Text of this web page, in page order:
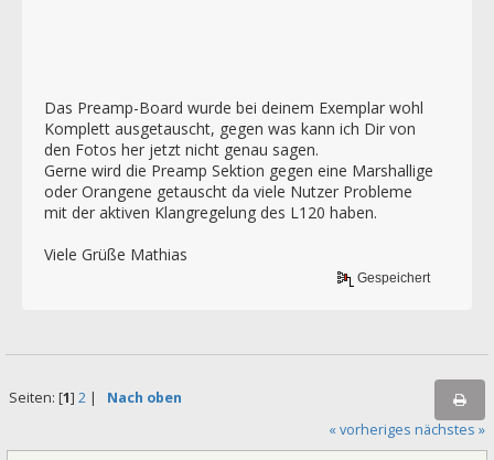
Das Preamp-Board wurde bei deinem Exemplar wohl
Komplett ausgetauscht, gegen was kann ich Dir von
den Fotos her jetzt nicht genau sagen.
Gerne wird die Preamp Sektion gegen eine Marshallige
oder Orangene getauscht da viele Nutzer Probleme
mit der aktiven Klangregelung des L120 haben.
Viele Grüße Mathias
Gespeichert
Seiten: [1] 2| Nach oben
« vorheriges nächstes »